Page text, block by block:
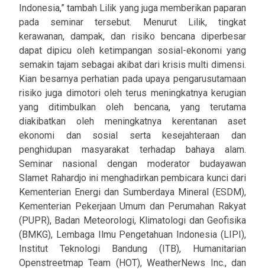
Indonesia,” tambah Lilik yang juga memberikan paparan
pada seminar tersebut. Menurut Lilik, tingkat
kerawanan, dampak, dan risiko bencana diperbesar
dapat dipicu oleh ketimpangan sosial-ekonomi yang
semakin tajam sebagai akibat dari krisis multi dimensi.
Kian besarnya perhatian pada upaya pengarusutamaan
risiko juga dimotori oleh terus meningkatnya kerugian
yang ditimbulkan oleh bencana, yang terutama
diakibatkan oleh meningkatnya kerentanan aset
ekonomi dan sosial serta kesejahteraan dan
penghidupan masyarakat terhadap bahaya alam.
Seminar nasional dengan moderator budayawan
Slamet Rahardjo ini menghadirkan pembicara kunci dari
Kementerian Energi dan Sumberdaya Mineral (ESDM),
Kementerian Pekerjaan Umum dan Perumahan Rakyat
(PUPR), Badan Meteorologi, Klimatologi dan Geofisika
(BMKG), Lembaga Ilmu Pengetahuan Indonesia (LIPI),
Institut Teknologi Bandung (ITB), Humanitarian
Openstreetmap Team (HOT), WeatherNews Inc., dan